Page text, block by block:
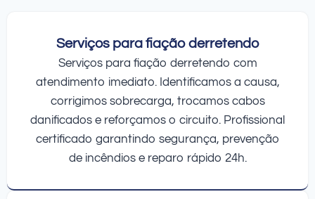
Serviços para fiação derretendo
Serviços para fiação derretendo com
atendimento imediato. Identificamos a causa,
corrigimos sobrecarga, trocamos cabos
danificados e reforçamos o circuito. Profissional
certificado garantindo segurança, prevenção
de incêndios e reparo rápido 24h.